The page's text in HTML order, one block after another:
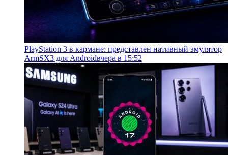
PlayStation 3 в кармане: представлен нативный эмулятор
ArmSX3 для Androidвчера в 15:52